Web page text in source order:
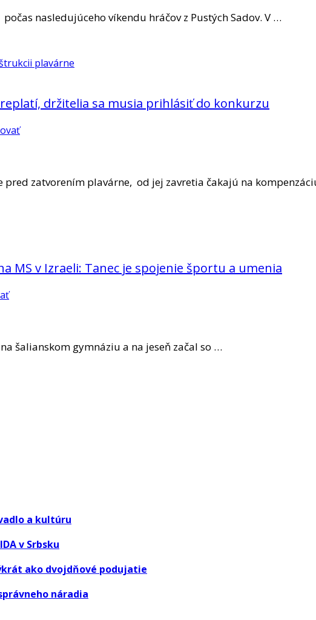
nasledujúceho víkendu hráčov z Pustých Sadov. V …
držitelia sa musia prihlásiť do konkurzu
zatvorením plavárne, od jej zavretia čakajú na
MS v Izraeli: Tanec je spojenie športu a umenia
šalianskom gymnáziu a na jeseň začal so …
a kultúru
v Srbsku
ako dvojdňové podujatie
náradia